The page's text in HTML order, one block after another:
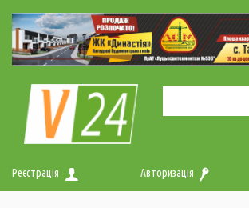
Реєстрація Авторизація